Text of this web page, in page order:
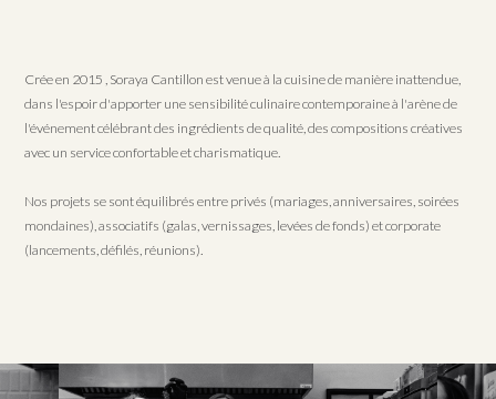
Crée en 2015 , Soraya Cantillon est venue à la cuisine de manière inattendue,
dans l'espoir d'apporter une sensibilité culinaire contemporaine à l'arène de
l'événement célébrant des ingrédients de qualité, des compositions créatives
avec un service confortable et charismatique.
Nos projets se sont équilibrés entre privés (mariages, anniversaires, soirées
mondaines), associatifs (galas, vernissages, levées de fonds) et corporate
(lancements, défilés, réunions).